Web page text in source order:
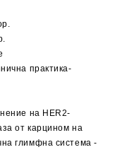
практика-
на HER2-
от карцином на
глимфна система -